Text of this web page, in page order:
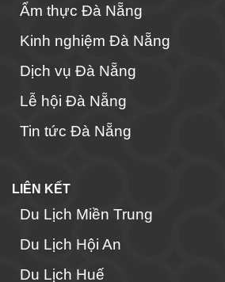
Ẩm thực Đà Nẵng
Kinh nghiệm Đà Nẵng
Dịch vụ Đà Nẵng
Lễ hội Đà Nẵng
Tin tức Đà Nẵng
LIÊN KẾT
Du Lịch Miền Trung
Du Lịch Hội An
Du Lịch Huế